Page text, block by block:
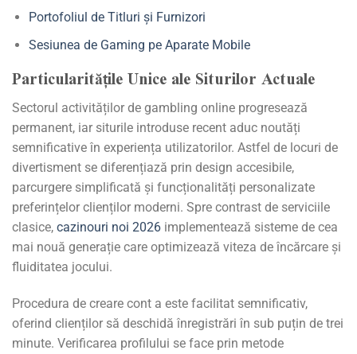
Portofoliul de Titluri și Furnizori
Sesiunea de Gaming pe Aparate Mobile
Particularitățile Unice ale Siturilor Actuale
Sectorul activităților de gambling online progresează
permanent, iar siturile introduse recent aduc noutăți
semnificative în experiența utilizatorilor. Astfel de locuri de
divertisment se diferențiază prin design accesibile,
parcurgere simplificată și funcționalități personalizate
preferințelor clienților moderni. Spre contrast de serviciile
clasice, cazinouri noi 2026 implementează sisteme de cea
mai nouă generație care optimizează viteza de încărcare și
fluiditatea jocului.
Procedura de creare cont a este facilitat semnificativ,
oferind clienților să deschidă înregistrări în sub puțin de trei
minute. Verificarea profilului se face prin metode